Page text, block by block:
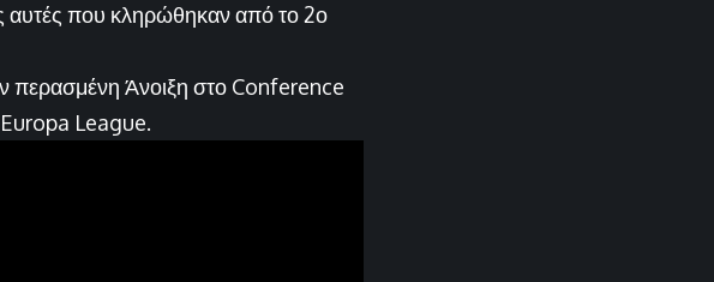
αυτές που κληρώθηκαν από το 2ο
περασμένη Άνοιξη στο Conference
Europa League.